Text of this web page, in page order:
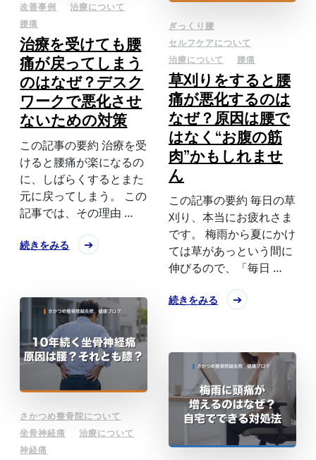
改善事例
治療について
腰痛
治療を受けても腰
痛が戻ってしまう
のはなぜ？デスク
ワークで悪化させ
ないための対策
この記事の要約 治療を受
けると腰痛が楽になるの
に、しばらくするとまた
元に戻ってしまう。 この
記事では、その理由 …
続きをみる
ぎっくり腰
セルフケアについて
治療について
腰痛
草刈りをすると腰
痛が悪化するのは
なぜ？原因は腰で
はなく“お腹の筋
肉”かもしれませ
ん
この記事の要約 毎日の草
刈り、本当にお疲れさま
です。 梅雨から夏にかけ
ては草があっという間に
伸びるので、「毎日 …
続きをみる
さかつめ整骨院について
坐骨神経痛
治療について
神経痛